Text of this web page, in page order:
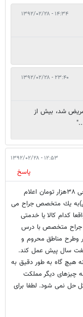
۱۴:۳۴ - ۱۳۹۲/۰۲/۲۸
۲۳:۴۰ - ۱۳۹۲/۰۲/۲۸
شد، بیش از
۱۲:۵۳ - ۱۳۹۲/۰۲/۲۸
پاسخ
جالب است كه براى هفتمين سال مبلغ ضريب جراحى ٣٨هزار تومان اعلام
يك متخصص جراح مى
سال ٨٦ مى دادند.واقعا كدام كالا يا خدمتى
جراح متخصص با درس
وطرح مناطق محروم و
سال پيش عمل كند.
هيچ گاه به طور دقيق به
چيزهاى ديگر مملكت
حل نمى شود. لطفا براى